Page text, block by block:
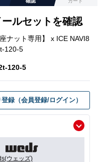
ルセットを確認
ナット専用】 x ICE NAVI8
120-5
120-5
録（会員登録/ログイン）
ウェッズ)